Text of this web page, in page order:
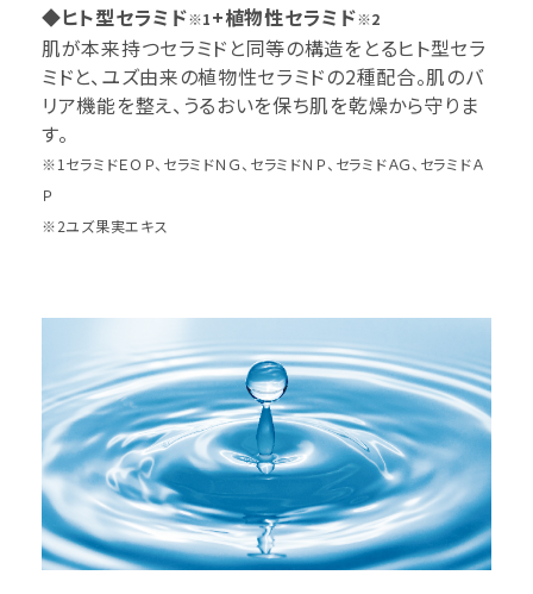
◆ヒト型セラミド※1+植物性セラミド※2
肌が本来持つセラミドと同等の構造をとるヒト型セラ
ミドと、ユズ由来の植物性セラミドの2種配合。肌のバ
リア機能を整え、うるおいを保ち肌を乾燥から守りま
す。
※1セラミドＥＯＰ、セラミドＮＧ、セラミドＮＰ、セラミドＡＧ、セラミドＡ
Ｐ
※2ユズ果実エキス